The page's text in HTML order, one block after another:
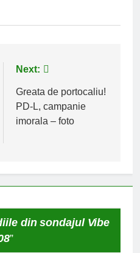
Next:
Greata de portocaliu!
PD-L, campanie
imorala – foto
din sondajul Vibe
”